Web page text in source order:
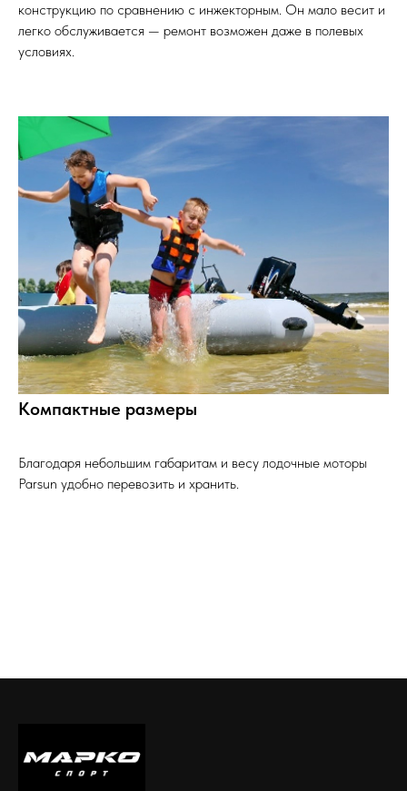
конструкцию по сравнению с инжекторным. Он мало весит и
легко обслуживается — ремонт возможен даже в полевых
условиях.
Компактные размеры
Благодаря небольшим габаритам и весу лодочные моторы
Parsun удобно перевозить и хранить.